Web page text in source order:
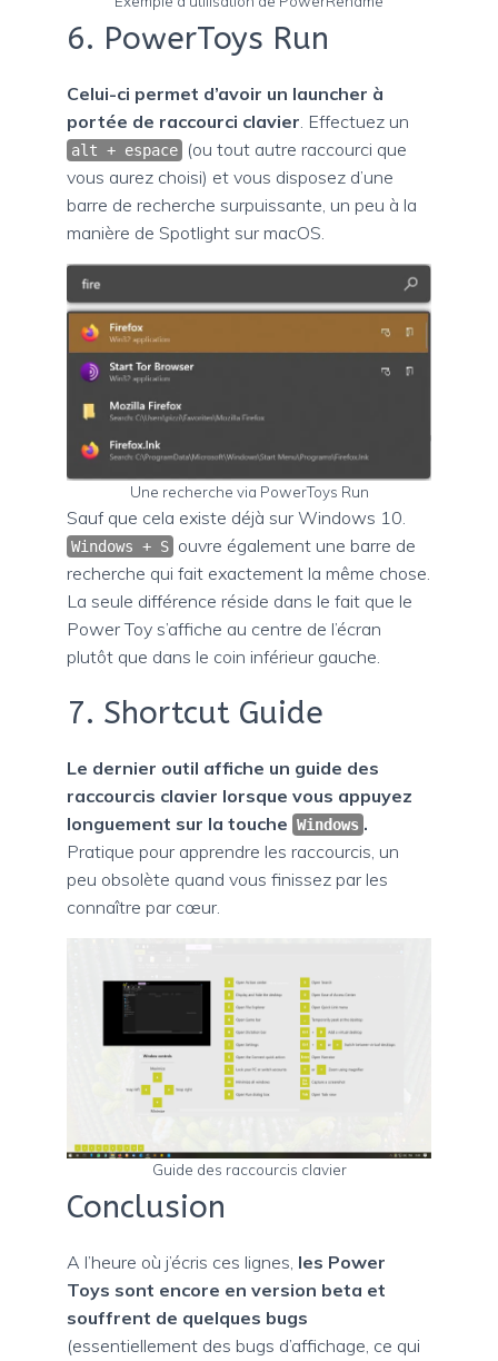
6. PowerToys Run
Celui-ci permet d’avoir un launcher à
portée de raccourci clavier. Effectuez un
alt + espace
(ou tout autre raccourci que
vous aurez choisi) et vous disposez d’une
barre de recherche surpuissante, un peu à la
manière de Spotlight sur macOS.
Une recherche via PowerToys Run
Sauf que cela existe déjà sur Windows 10.
Windows + S ouvre également une barre de
recherche qui fait exactement la même chose.
La seule différence réside dans le fait que le
Power Toy s’affiche au centre de l’écran
plutôt que dans le coin inférieur gauche.
7. Shortcut Guide
Le dernier outil affiche un guide des
raccourcis clavier lorsque vous appuyez
longuement sur la touche Windows .
Pratique pour apprendre les raccourcis, un
peu obsolète quand vous finissez par les
connaître par cœur.
Guide des raccourcis clavier
Conclusion
A l’heure où j’écris ces lignes, les Power
Toys sont encore en version beta et
souffrent de quelques bugs
(essentiellement des bugs d’affichage, ce qui